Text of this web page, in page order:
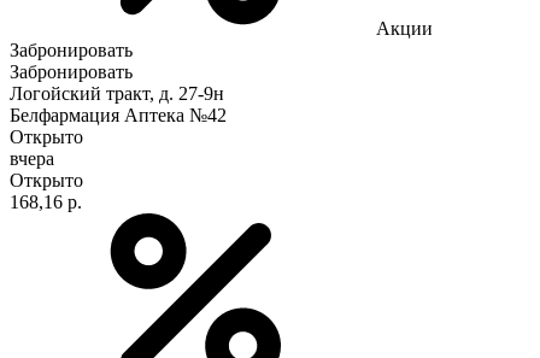
Акции
Забронировать
Забронировать
Логойский тракт, д. 27-9н
Белфармация Аптека №42
Открыто
вчера
Открыто
168,16 р.